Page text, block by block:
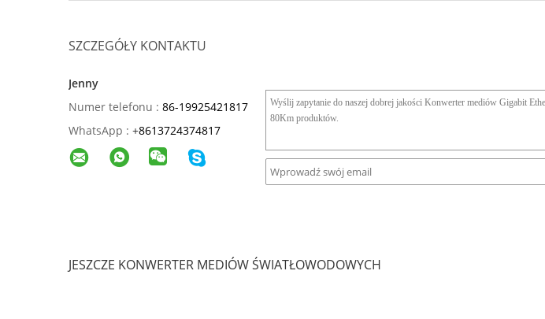
SZCZEGÓŁY KONTAKTU
Jenny
Numer telefonu : 86-19925421817
WhatsApp : +8613724374817
JESZCZE KONWERTER MEDIÓW ŚWIATŁOWODOWYCH